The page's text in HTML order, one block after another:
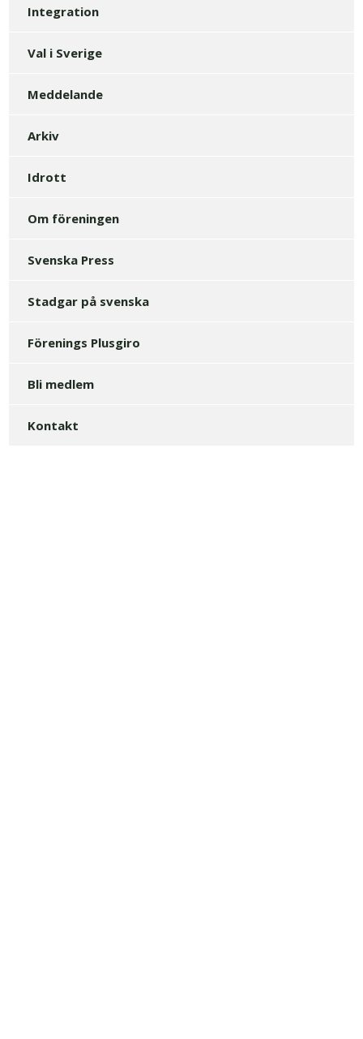
Integration
Val i Sverige
Meddelande
Arkiv
Idrott
Om föreningen
Svenska Press
Stadgar på svenska
Förenings Plusgiro
Bli medlem
Kontakt